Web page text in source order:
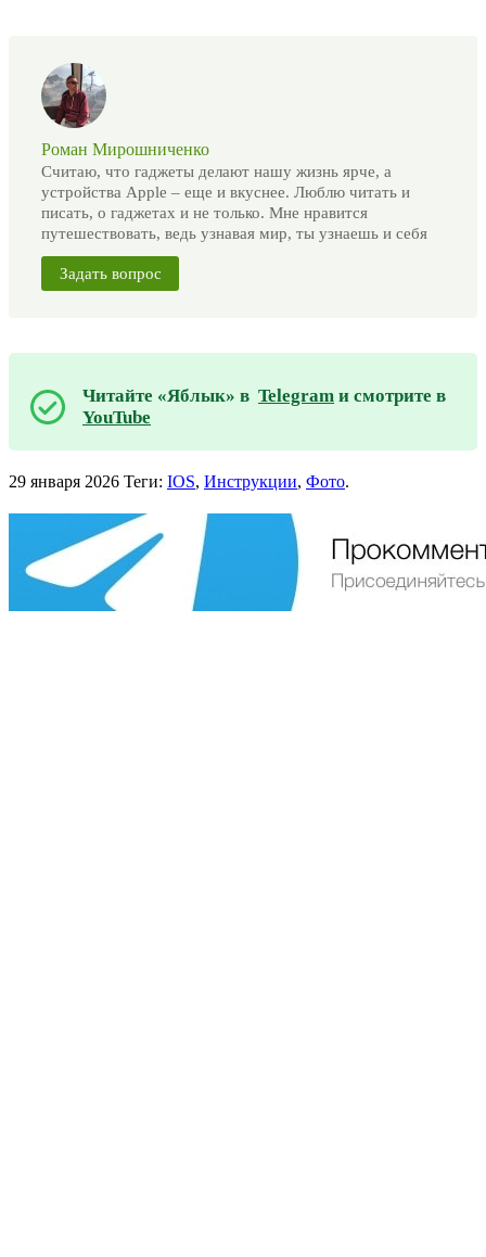
Роман Мирошниченко
Считаю, что гаджеты делают нашу жизнь ярче, а
устройства Apple – еще и вкуснее. Люблю читать и
писать, о гаджетах и не только. Мне нравится
путешествовать, ведь узнавая мир, ты узнаешь и себя
Задать вопрос
Читайте «Яблык» в Telegram и смотрите в
YouTube
29 января 2026 Теги: IOS, Инструкции, Фото.